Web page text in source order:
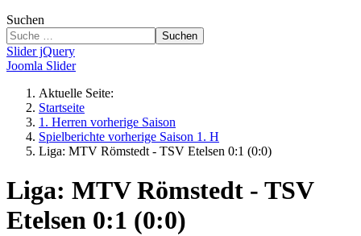
Suchen
Suchen
Slider jQuery
Joomla Slider
Aktuelle Seite:
Startseite
1. Herren vorherige Saison
Spielberichte vorherige Saison 1. H
Liga: MTV Römstedt - TSV Etelsen 0:1 (0:0)
Liga: MTV Römstedt - TSV
Etelsen 0:1 (0:0)